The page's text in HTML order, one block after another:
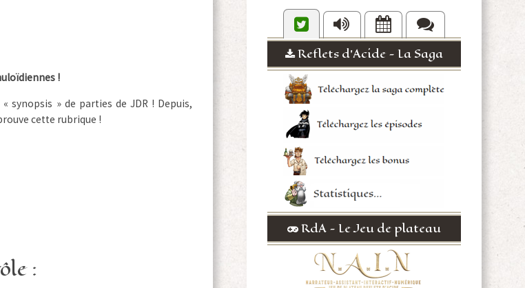
!
synopsis » de parties de JDR ! Depuis,
cette rubrique !
:
Reflets d'Acide - La Saga
RdA - Le Jeu de plateau